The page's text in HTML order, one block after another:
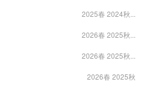
2025春 2024秋...
2026春 2025秋...
2026春 2025秋...
2026春 2025秋